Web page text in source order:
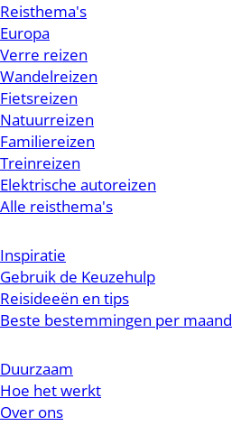
Reisthema's
Europa
Verre reizen
Wandelreizen
Fietsreizen
Natuurreizen
Familiereizen
Treinreizen
Elektrische autoreizen
Alle reisthema's
Inspiratie
Gebruik de Keuzehulp
Reisideeën en tips
Beste bestemmingen per maand
Duurzaam
Hoe het werkt
Over ons